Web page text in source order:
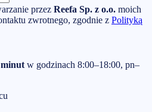
przez Reefa Sp. z o.o. moich
zwrotnego, zgodnie z Polityką
minut w godzinach 8:00–18:00, pn–